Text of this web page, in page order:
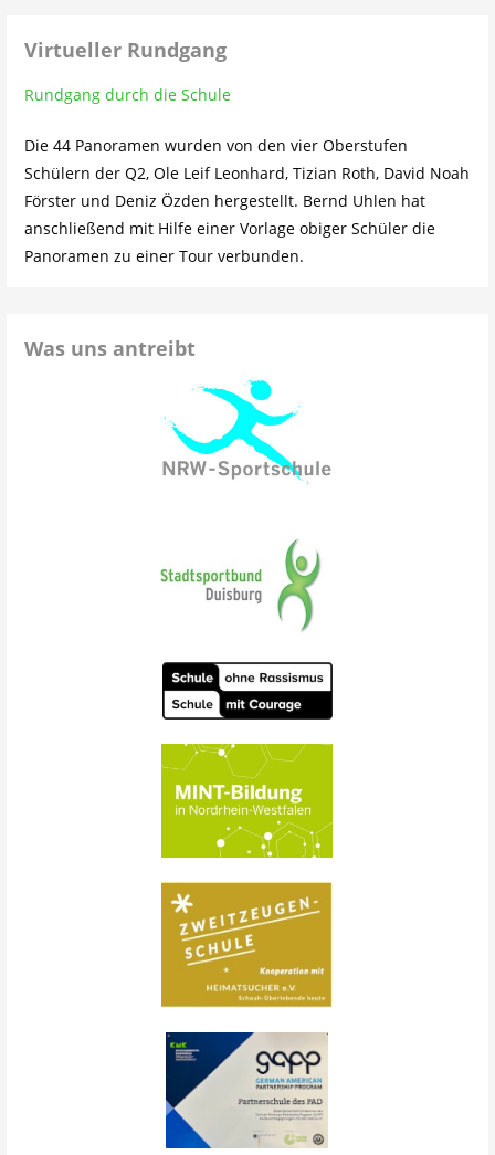
Virtueller Rundgang
Rundgang durch die Schule
Die 44 Panoramen wurden von den vier Oberstufen
Schülern der Q2, Ole Leif Leonhard, Tizian Roth, David Noah
Förster und Deniz Özden hergestellt. Bernd Uhlen hat
anschließend mit Hilfe einer Vorlage obiger Schüler die
Panoramen zu einer Tour verbunden.
Was uns antreibt